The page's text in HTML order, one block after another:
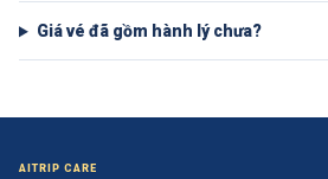
Giá vé đã gồm hành lý chưa?
AITRIP CARE